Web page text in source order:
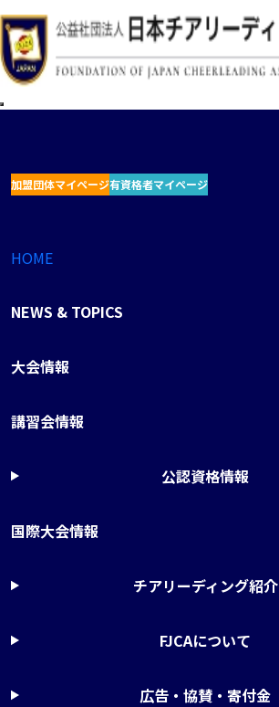
加盟団体マイページ有資格者マイページ
HOME
NEWS & TOPICS
大会情報
講習会情報
公認資格情報
国際大会情報
チアリーディング紹介
FJCAについて
広告・協賛・寄付金